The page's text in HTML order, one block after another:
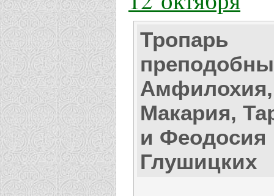
Тропарь
Амфилохия,
Макария,
и Феодосия
Глушицких